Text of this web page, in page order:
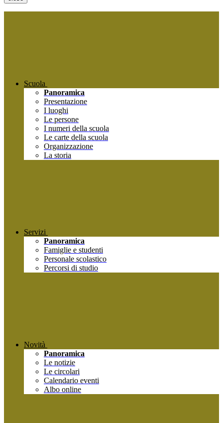
Scuola
Panoramica
Presentazione
I luoghi
Le persone
I numeri della scuola
Le carte della scuola
Organizzazione
La storia
Servizi
Panoramica
Famiglie e studenti
Personale scolastico
Percorsi di studio
Novità
Panoramica
Le notizie
Le circolari
Calendario eventi
Albo online